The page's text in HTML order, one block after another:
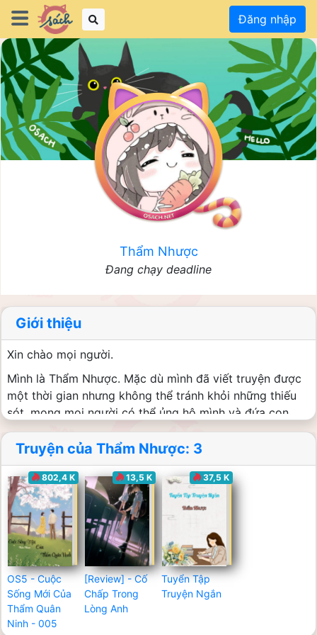
Đăng nhập
Thẩm Nhược
Đang chạy deadline
Giới thiệu
Xin chào mọi người.
Mình là Thẩm Nhược. Mặc dù mình đã viết truyện được
một thời gian nhưng không thể tránh khỏi những thiếu
sót, mong mọi người có thể ủng hộ mình và đứa con
tinh thần của mình.^^
Và mình còn một bút danh khác đó là Kim Tích. Mong
mọi người có thể qua Dreame đọc ủng hộ mình, nếu yêu
quý tác giả mọi người có thể mở khóa truyện để ủng hộ
mình nhaaa.
Cảm ơn mọi người rất nhiều!
Truyện mình đã viết:
1. Giá Như Em Không Yêu Anh được đăng tải trên
Dreame.Giá Như Em Không Yêu Anh
...Còn cập nhật...
Truyện của Thẩm Nhược: 3
OS5 - Cuộc
Sống Mới Của
Thẩm Quân
Ninh - 005
802,4 K
[Review] - Cố
Chấp Trong
Lòng Anh
13,5 K
Tuyển Tập
Truyện Ngắn
37,5 K